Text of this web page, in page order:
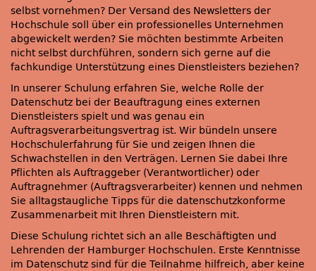
selbst vornehmen? Der Versand des Newsletters der
Hochschule soll über ein professionelles Unternehmen
abgewickelt werden? Sie möchten bestimmte Arbeiten
nicht selbst durchführen, sondern sich gerne auf die
fachkundige Unterstützung eines Dienstleisters beziehen?
In unserer Schulung erfahren Sie, welche Rolle der
Datenschutz bei der Beauftragung eines externen
Dienstleisters spielt und was genau ein
Auftragsverarbeitungsvertrag ist. Wir bündeln unsere
Hochschulerfahrung für Sie und zeigen Ihnen die
Schwachstellen in den Verträgen. Lernen Sie dabei Ihre
Pflichten als Auftraggeber (Verantwortlicher) oder
Auftragnehmer (Auftragsverarbeiter) kennen und nehmen
Sie alltagstaugliche Tipps für die datenschutzkonforme
Zusammenarbeit mit Ihren Dienstleistern mit.
Diese Schulung richtet sich an alle Beschäftigten und
Lehrenden der Hamburger Hochschulen. Erste Kenntnisse
im Datenschutz sind für die Teilnahme hilfreich, aber keine